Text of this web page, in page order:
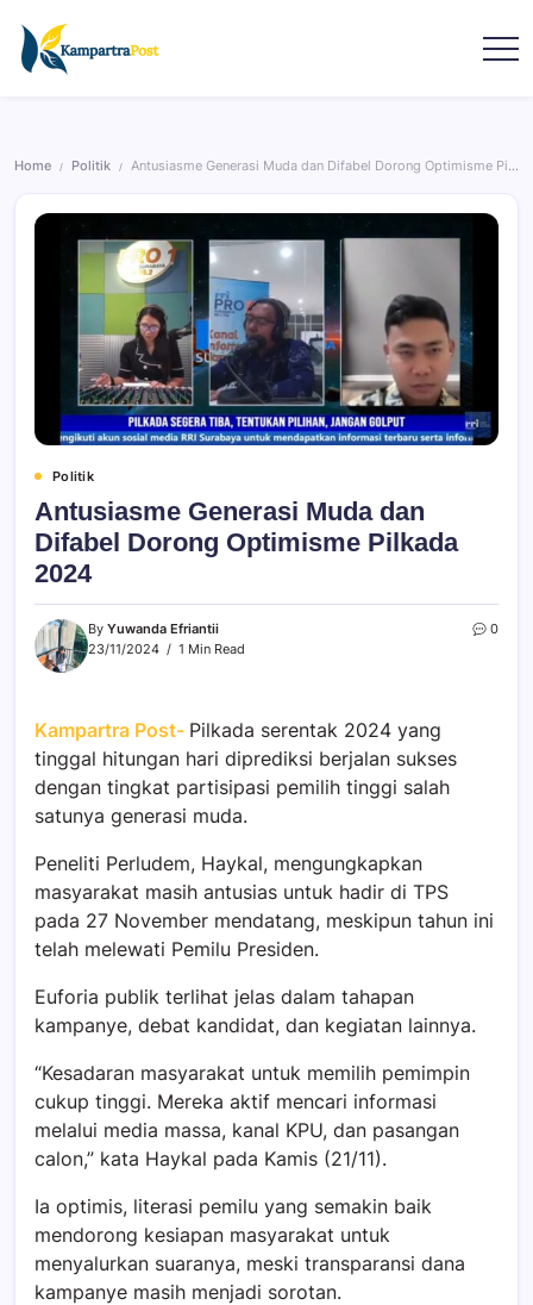
Home / Politik / Antusiasme Generasi Muda dan Difabel Dorong Optimisme Pilkada 2024
Politik
Antusiasme Generasi Muda dan
Difabel Dorong Optimisme Pilkada
2024
By Yuwanda Efriantii
23/11/2024
1 Min Read
0
Kampartra Post- Pilkada serentak 2024 yang
tinggal hitungan hari diprediksi berjalan sukses
dengan tingkat partisipasi pemilih tinggi salah
satunya generasi muda.
Peneliti Perludem, Haykal, mengungkapkan
masyarakat masih antusias untuk hadir di TPS
pada 27 November mendatang, meskipun tahun ini
telah melewati Pemilu Presiden.
Euforia publik terlihat jelas dalam tahapan
kampanye, debat kandidat, dan kegiatan lainnya.
“Kesadaran masyarakat untuk memilih pemimpin
cukup tinggi. Mereka aktif mencari informasi
melalui media massa, kanal KPU, dan pasangan
calon,” kata Haykal pada Kamis (21/11).
Ia optimis, literasi pemilu yang semakin baik
mendorong kesiapan masyarakat untuk
menyalurkan suaranya, meski transparansi dana
kampanye masih menjadi sorotan.